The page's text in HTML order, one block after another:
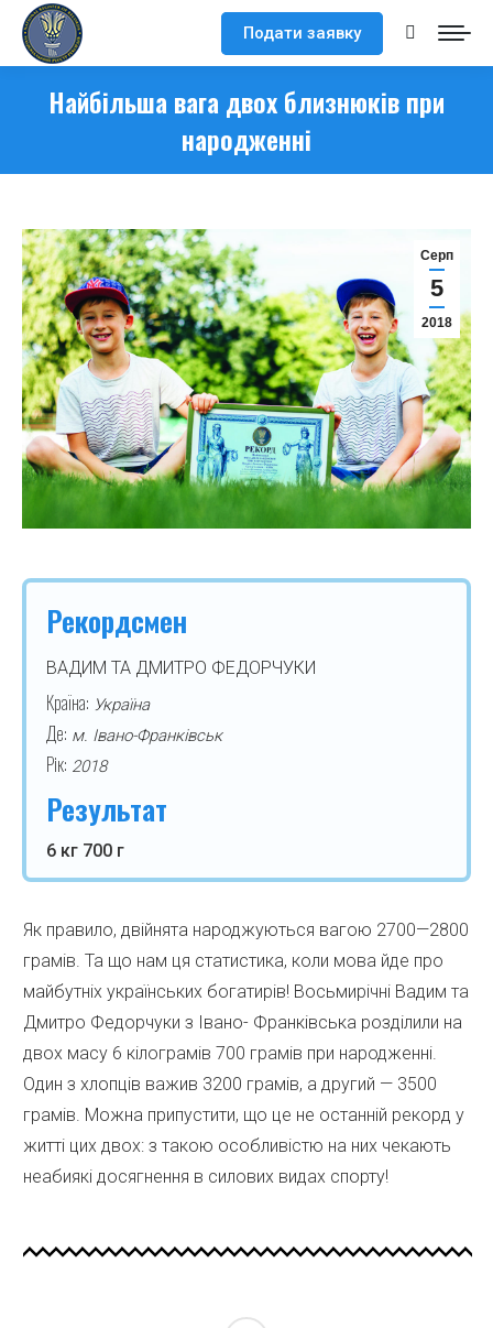
Подати заявку Search:
Найбільша вага двох близнюків при
народженні
Серп
5
2018
Рекордсмен
ВАДИМ ТА ДМИТРО ФЕДОРЧУКИ
Країна: Україна
Де: м. Івано-Франківськ
Рік: 2018
Результат
6 кг 700 г
Як правило, двійнята народжуються вагою 2700—2800
грамів. Та що нам ця статистика, коли мова йде про
майбутніх українських богатирів! Восьмирічні Вадим та
Дмитро Федорчуки з Івано- Франківська розділили на
двох масу 6 кілограмів 700 грамів при народженні.
Один з хлопців важив 3200 грамів, а другий — 3500
грамів. Можна припустити, що це не останній рекорд у
житті цих двох: з такою особливістю на них чекають
неабиякі досягнення в силових видах спорту!